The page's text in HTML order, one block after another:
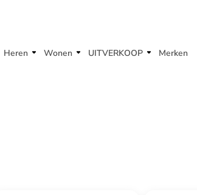
Heren Wonen UITVERKOOP Merken